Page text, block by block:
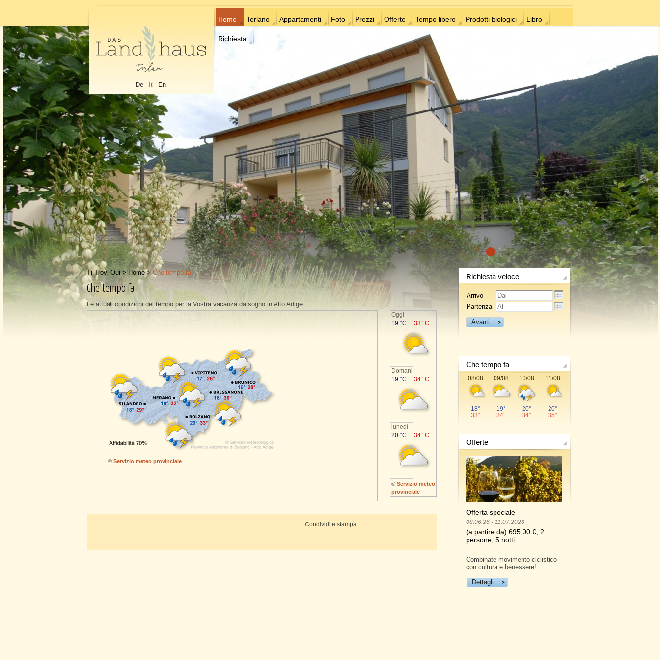
De It En
Home Terlano Appartamenti Foto Prezzi Offerte Tempo libero Prodotti biologici Libro
Richiesta
Ti Trovi Qui >Home>Che tempo fa
Che tempo fa
Le attuali condizioni del tempo per la Vostra vacanza da sogno in Alto Adige
© Servizio meteo
provinciale
Oggi
19 °C
33 °C
Domani
19 °C
34 °C
lunedì
20 °C
34 °C
© Servizio meteo provinciale
Condividi e stampa
Richiesta veloce
Arrivo
Partenza
Avanti
Che tempo fa
08/08
18°
33°
09/08
19°
34°
10/08
20°
34°
11/08
20°
35°
Offerte
Offerta speciale
08.06.26 - 11.07.2026
(a partire da) 695,00 €, 2
persone, 5 notti
Combinate movimento ciclistico
con cultura e benessere!
Dettagli